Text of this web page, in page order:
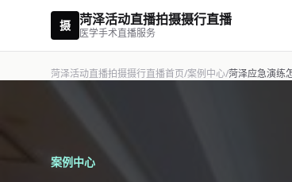
摄 菏泽活动直播拍摄摄行直播
医学手术直播服务
菏泽活动直播拍摄摄行直播首页/案例中心/菏泽应急演练
案例中心